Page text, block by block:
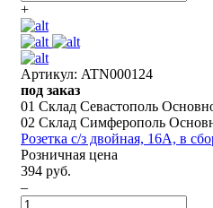
+
Артикул: ATN000124
под заказ
01 Склад Севастополь
02 Склад Симферополь
Розетка с/з двойная, 16А, в
Розничная цена
394 руб.
–